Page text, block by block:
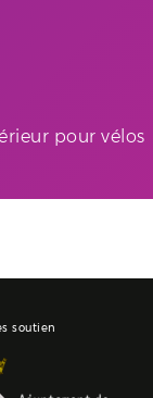
pour vélos
soutien